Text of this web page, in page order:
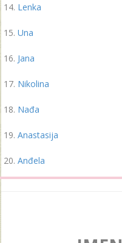
Lenka
Una
Jana
Nikolina
Nađa
Anastasija
Anđela